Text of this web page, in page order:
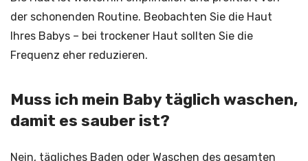
der schonenden Routine. Beobachten Sie die Haut
Ihres Babys – bei trockener Haut sollten Sie die
Frequenz eher reduzieren.
Muss ich mein Baby täglich waschen,
damit es sauber ist?
Nein, tägliches Baden oder Waschen des gesamten